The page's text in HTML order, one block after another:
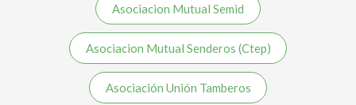
Asociacion Mutual Semid
Asociacion Mutual Senderos (Ctep)
Asociación Unión Tamberos